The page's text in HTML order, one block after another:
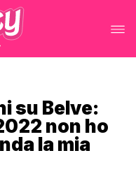
su Belve:
non ho
la mia